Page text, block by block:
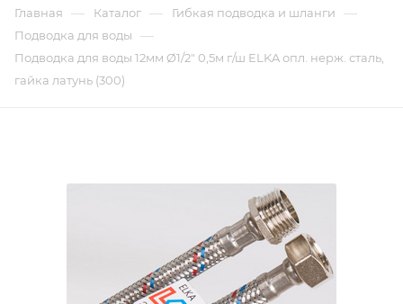
Главная — Каталог — Гибкая подводка и шланги —
Подводка для воды —
Подводка для воды 12мм Ø1/2" 0,5м г/ш ELKA опл. нерж. сталь,
гайка латунь (300)